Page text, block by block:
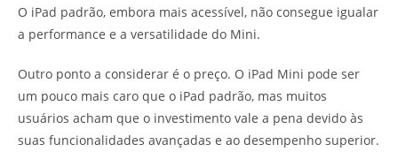
O iPad padrão, embora mais acessível, não consegue igualar
a performance e a versatilidade do Mini.
Outro ponto a considerar é o preço. O iPad Mini pode ser
um pouco mais caro que o iPad padrão, mas muitos
usuários acham que o investimento vale a pena devido às
suas funcionalidades avançadas e ao desempenho superior.